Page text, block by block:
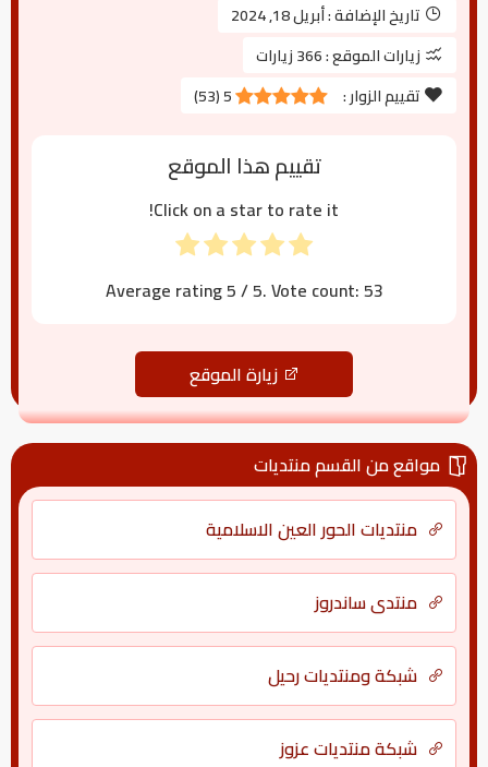
تاريخ الإضافة :أبريل 18, 2024
زيارات الموقع :366 زيارات
تقييم الزوار :
5
(
53
)
تقييم هذا الموقع
Click on a star to rate it!
Average rating5/ 5. Vote count:53
زيارة الموقع
مواقع من القسم منتديات
منتديات الحور العين الاسلامية
منتدى ساندروز
شبكة ومنتديات رحيل
شبكة منتديات عزوز